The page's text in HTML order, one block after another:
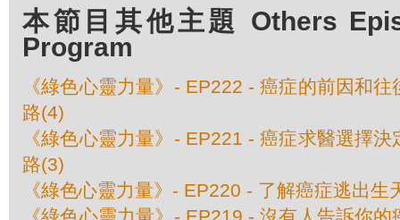
本節目其他主題 Others
Program
《綠色心靈力量》- EP222 - 癌症的前因和
路(4)
《綠色心靈力量》- EP221 - 癌症求醫選擇
路(3)
《綠色心靈力量》- EP220 - 了解癌症逃出生